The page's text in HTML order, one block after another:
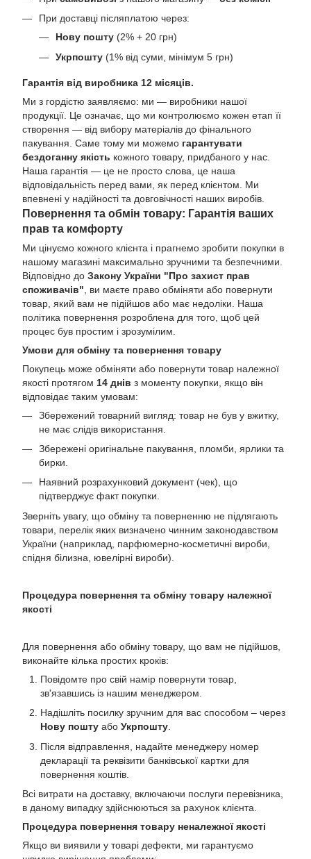
При доставці післяплатою через:
Нову пошту (2% + 20 грн)
Укрпошту (1% від суми, мінімум 5 грн)
Гарантія від виробника 12 місяців.
Ми з гордістю заявляємо: ми — виробники нашої
продукції. Це означає, що ми контролюємо кожен етап її
створення — від вибору матеріалів до фінального
пакування. Саме тому ми можемо гарантувати
бездоганну якість кожного товару, придбаного у нас.
Наша гарантія — це не просто слова, це наша
відповідальність перед вами, як перед клієнтом. Ми
впевнені у надійності та довговічності наших виробів.
Повернення та обмін товару: Гарантія ваших
прав та комфорту
Ми цінуємо кожного клієнта і прагнемо зробити покупки в
нашому магазині максимально зручними та безпечними.
Відповідно до Закону України "Про захист прав
споживачів" , ви маєте право обміняти або повернути
товар, який вам не підійшов або має недоліки. Наша
політика повернення розроблена для того, щоб цей
процес був простим і зрозумілим.
Умови для обміну та повернення товару
Покупець може обміняти або повернути товар належної
якості протягом 14 днів з моменту покупки, якщо він
відповідає таким умовам:
Збережений товарний вигляд: товар не був у вжитку,
не має слідів використання.
Збережені оригінальне пакування, пломби, ярлики та
бирки.
Наявний розрахунковий документ (чек), що
підтверджує факт покупки.
Зверніть увагу, що обміну та поверненню не підлягають
товари, перелік яких визначено чинним законодавством
України (наприклад, парфюмерно-косметичні вироби,
спідня білизна, ювелірні вироби).
Процедура повернення та обміну товару належної
якості
Для повернення або обміну товару, що вам не підійшов,
виконайте кілька простих кроків:
Повідомте про свій намір повернути товар,
зв'язавшись із нашим менеджером.
Надішліть посилку зручним для вас способом – через
Нову пошту або Укрпошту.
Після відправлення, надайте менеджеру номер
декларації та реквізити банківської картки для
повернення коштів.
Всі витрати на доставку, включаючи послуги перевізника,
в даному випадку здійснюються за рахунок клієнта.
Процедура повернення товару неналежної якості
Якщо ви виявили у товарі дефекти, ми гарантуємо